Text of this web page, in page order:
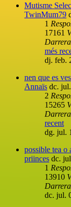
Mutisme
TwinMum79
1
17161
més
dj. feb.
nen que es
Annaïs dc.
2
15265
recent
dg. jul.
possible tea o
priinces dc.
1
13910
dc. jul.